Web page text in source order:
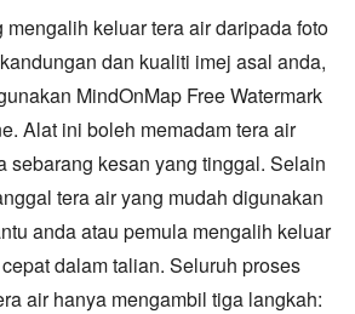
keluar tera air daripada foto
dan kualiti imej asal anda,
MindOnMap Free Watermark
Alat ini boleh memadam tera air
sebarang kesan yang tinggal. Selain
tera air yang mudah digunakan
anda atau pemula mengalih keluar
dalam talian. Seluruh proses
air hanya mengambil tiga langkah: